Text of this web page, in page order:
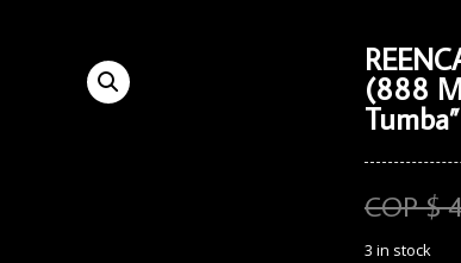
(888
COP $
3 in stock